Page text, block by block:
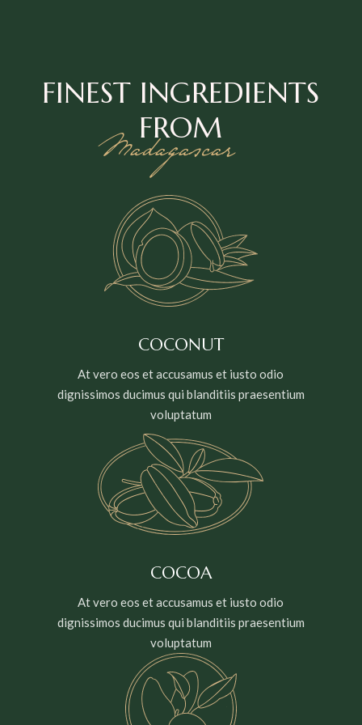
FINEST INGREDIENTS
FROM
Madagascar
COCONUT
At vero eos et accusamus et iusto odio
dignissimos ducimus qui blanditiis praesentium
voluptatum
COCOA
At vero eos et accusamus et iusto odio
dignissimos ducimus qui blanditiis praesentium
voluptatum